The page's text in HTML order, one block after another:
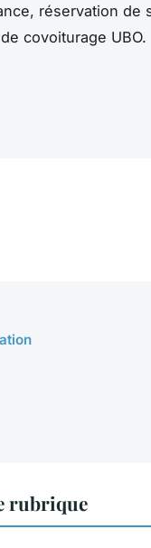
réservation de
covoiturage UBO.
rubrique